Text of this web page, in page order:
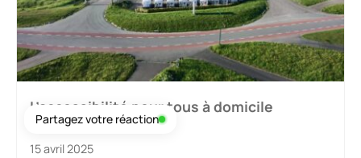
L’accessibilité pour tous à domicile
15 avril 2025
Partagez votre réaction